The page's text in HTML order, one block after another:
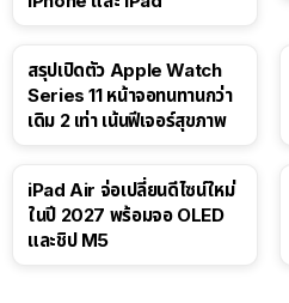
สรุปเปิดตัว Apple Watch
Series 11 หน้าจอทนทานกว่า
เดิม 2 เท่า เน้นฟีเจอร์สุขภาพ
iPad Air จ่อเปลี่ยนดีไซน์ใหม่
ในปี 2027 พร้อมจอ OLED
และชิป M5